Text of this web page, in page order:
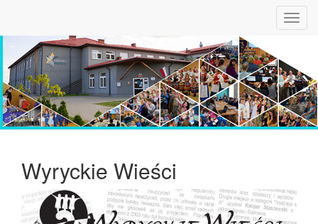
Wyryckie Wieści